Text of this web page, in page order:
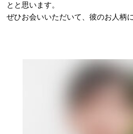
とと思います。
ぜひお会いいただいて、彼のお人柄